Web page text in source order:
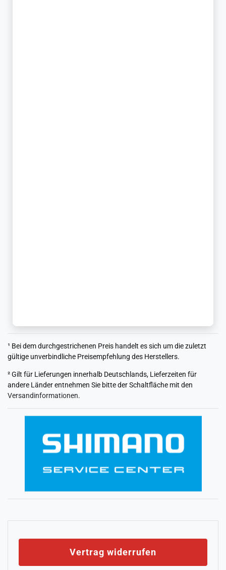
¹ Bei dem durchgestrichenen Preis handelt es sich um die zuletzt
gültige unverbindliche Preisempfehlung des Herstellers.
² Gilt für Lieferungen innerhalb Deutschlands, Lieferzeiten für
andere Länder entnehmen Sie bitte der Schaltfläche mit den
Versandinformationen.
Vertrag widerrufen